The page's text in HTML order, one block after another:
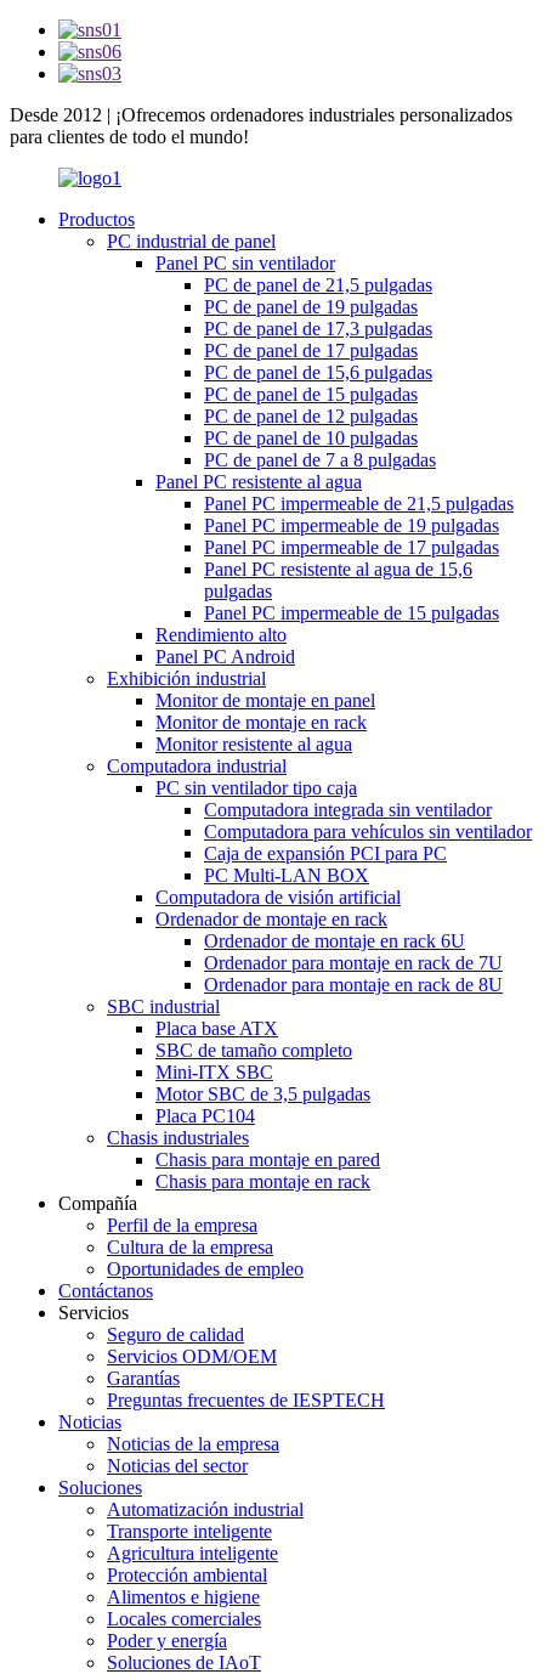
Desde 2012 | ¡Ofrecemos ordenadores industriales personalizados
para clientes de todo el mundo!
Productos
PC industrial de panel
Panel PC sin ventilador
PC de panel de 21,5 pulgadas
PC de panel de 19 pulgadas
PC de panel de 17,3 pulgadas
PC de panel de 17 pulgadas
PC de panel de 15,6 pulgadas
PC de panel de 15 pulgadas
PC de panel de 12 pulgadas
PC de panel de 10 pulgadas
PC de panel de 7 a 8 pulgadas
Panel PC resistente al agua
Panel PC impermeable de 21,5 pulgadas
Panel PC impermeable de 19 pulgadas
Panel PC impermeable de 17 pulgadas
Panel PC resistente al agua de 15,6
pulgadas
Panel PC impermeable de 15 pulgadas
Rendimiento alto
Panel PC Android
Exhibición industrial
Monitor de montaje en panel
Monitor de montaje en rack
Monitor resistente al agua
Computadora industrial
PC sin ventilador tipo caja
Computadora integrada sin ventilador
Computadora para vehículos sin ventilador
Caja de expansión PCI para PC
PC Multi-LAN BOX
Computadora de visión artificial
Ordenador de montaje en rack
Ordenador de montaje en rack 6U
Ordenador para montaje en rack de 7U
Ordenador para montaje en rack de 8U
SBC industrial
Placa base ATX
SBC de tamaño completo
Mini-ITX SBC
Motor SBC de 3,5 pulgadas
Placa PC104
Chasis industriales
Chasis para montaje en pared
Chasis para montaje en rack
Compañía
Perfil de la empresa
Cultura de la empresa
Oportunidades de empleo
Contáctanos
Servicios
Seguro de calidad
Servicios ODM/OEM
Garantías
Preguntas frecuentes de IESPTECH
Noticias
Noticias de la empresa
Noticias del sector
Soluciones
Automatización industrial
Transporte inteligente
Agricultura inteligente
Protección ambiental
Alimentos e higiene
Locales comerciales
Poder y energía
Soluciones de IAoT